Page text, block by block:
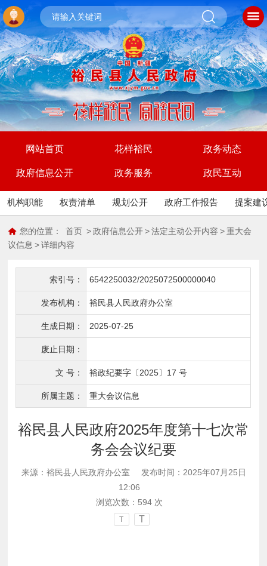
网站首页 花样裕民 政务动态
政府信息公开 政务服务 政民互动
机构职能 权责清单 规划公开 政府工作报告 提案建
您的位置： 首页 > 政府信息公开 > 法定主动公开内容 > 重大会
议信息 > 详细内容
索引号： 6542250032/2025072500000040
发布机构： 裕民县人民政府办公室
生成日期： 2025-07-25
废止日期：
文 号： 裕政纪要字〔2025〕17 号
所属主题： 重大会议信息
裕民县人民政府2025年度第十七次常
务会会议纪要
来源：裕民县人民政府办公室
发布时间：2025年07月25日
12:06
浏览次数： 594次
T T